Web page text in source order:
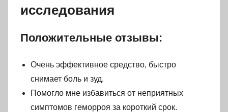
исследования
Положительные отзывы:
Очень эффективное средство, быстро
снимает боль и зуд.
Помогло мне избавиться от неприятных
симптомов геморроя за короткий срок.